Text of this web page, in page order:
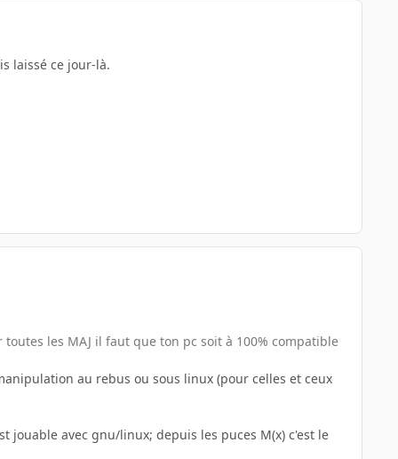
laissé ce jour-là.
les MAJ il faut que ton pc soit à 100% compatible
au rebus ou sous linux (pour celles et ceux
jouable avec gnu/linux; depuis les puces M(x) c'est le